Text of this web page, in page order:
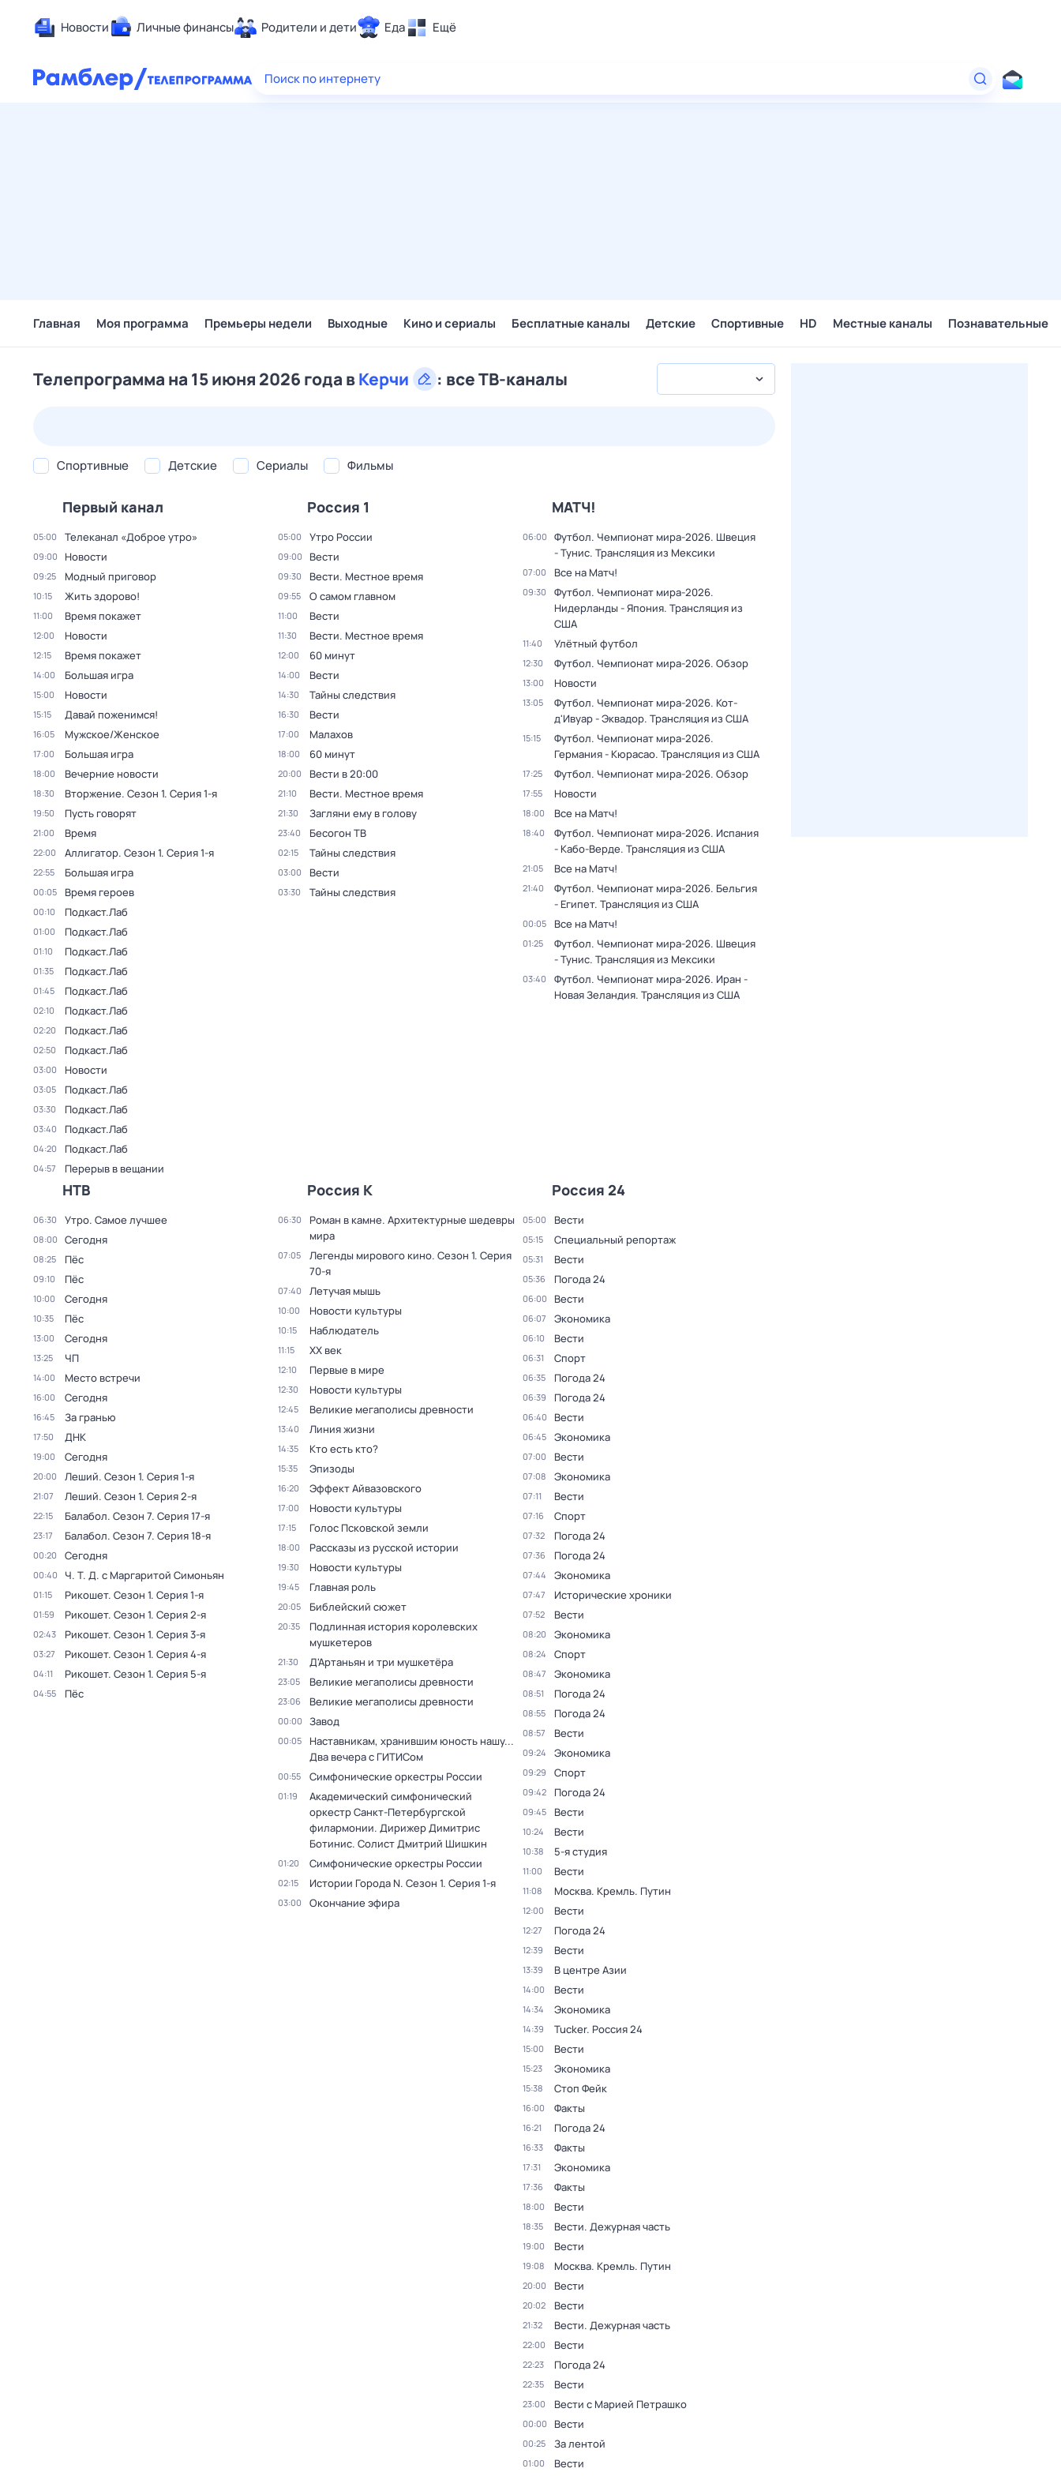
Новости Личные финансы Родители и дети Еда Ещё
Здоровье
Поиск по интернету
Главная Моя программа Премьеры недели Выходные Кино и сериалы Бесплатные каналы Детские Спортивные HD Местные каналы Познавательные
Телепрограмма на 15 июня 2026 года вКерчи : все ТВ-каналы
Спортивные Детские Сериалы Фильмы
Первый канал
05:00 Телеканал «Доброе утро»
09:00 Новости
09:25 Модный приговор
10:15 Жить здорово!
11:00 Время покажет
12:00 Новости
12:15 Время покажет
14:00 Большая игра
15:00 Новости
15:15 Давай поженимся!
16:05 Мужское/Женское
17:00 Большая игра
18:00 Вечерние новости
18:30 Вторжение. Сезон 1. Серия 1-я
19:50 Пусть говорят
21:00 Время
22:00 Аллигатор. Сезон 1. Серия 1-я
22:55 Большая игра
00:05 Время героев
00:10 Подкаст.Лаб
01:00 Подкаст.Лаб
01:10 Подкаст.Лаб
01:35 Подкаст.Лаб
01:45 Подкаст.Лаб
02:10 Подкаст.Лаб
02:20 Подкаст.Лаб
02:50 Подкаст.Лаб
03:00 Новости
03:05 Подкаст.Лаб
03:30 Подкаст.Лаб
03:40 Подкаст.Лаб
04:20 Подкаст.Лаб
04:57 Перерыв в вещании
Россия 1
05:00 Утро России
09:00 Вести
09:30 Вести. Местное время
09:55 О самом главном
11:00 Вести
11:30 Вести. Местное время
12:00 60 минут
14:00 Вести
14:30 Тайны следствия
16:30 Вести
17:00 Малахов
18:00 60 минут
20:00 Вести в 20:00
21:10 Вести. Местное время
21:30 Загляни ему в голову
23:40 Бесогон ТВ
02:15 Тайны следствия
03:00 Вести
03:30 Тайны следствия
МАТЧ!
06:00
Футбол. Чемпионат мира-2026. Швеция
- Тунис. Трансляция из Мексики
07:00 Все на Матч!
09:30
Футбол. Чемпионат мира-2026.
Нидерланды - Япония. Трансляция из
США
11:40 Улётный футбол
12:30 Футбол. Чемпионат мира-2026. Обзор
13:00 Новости
13:05
Футбол. Чемпионат мира-2026. Кот-
д'Ивуар - Эквадор. Трансляция из США
15:15
Футбол. Чемпионат мира-2026.
Германия - Кюрасао. Трансляция из США
17:25 Футбол. Чемпионат мира-2026. Обзор
17:55 Новости
18:00 Все на Матч!
18:40
Футбол. Чемпионат мира-2026. Испания
- Кабо-Верде. Трансляция из США
21:05 Все на Матч!
21:40
Футбол. Чемпионат мира-2026. Бельгия
- Египет. Трансляция из США
00:05 Все на Матч!
01:25
Футбол. Чемпионат мира-2026. Швеция
- Тунис. Трансляция из Мексики
03:40
Футбол. Чемпионат мира-2026. Иран -
Новая Зеландия. Трансляция из США
НТВ
06:30 Утро. Самое лучшее
08:00 Сегодня
08:25 Пёс
09:10 Пёс
10:00 Сегодня
10:35 Пёс
13:00 Сегодня
13:25 ЧП
14:00 Место встречи
16:00 Сегодня
16:45 За гранью
17:50 ДНК
19:00 Сегодня
20:00 Леший. Сезон 1. Серия 1-я
21:07 Леший. Сезон 1. Серия 2-я
22:15 Балабол. Сезон 7. Серия 17-я
23:17 Балабол. Сезон 7. Серия 18-я
00:20 Сегодня
00:40 Ч. T. Д. с Маргаритой Симоньян
01:15 Рикошет. Сезон 1. Серия 1-я
01:59 Рикошет. Сезон 1. Серия 2-я
02:43 Рикошет. Сезон 1. Серия 3-я
03:27 Рикошет. Сезон 1. Серия 4-я
04:11 Рикошет. Сезон 1. Серия 5-я
04:55 Пёс
Россия К
06:30
Роман в камне. Архитектурные шедевры
мира
07:05 Легенды мирового кино. Сезон 1. Серия
70-я
07:40 Летучая мышь
10:00 Новости культуры
10:15 Наблюдатель
11:15 ХХ век
12:10 Первые в мире
12:30 Новости культуры
12:45 Великие мегаполисы древности
13:40 Линия жизни
14:35 Кто есть кто?
15:35 Эпизоды
16:20 Эффект Айвазовского
17:00 Новости культуры
17:15 Голос Псковской земли
18:00 Рассказы из русской истории
19:30 Новости культуры
19:45 Главная роль
20:05 Библейский сюжет
20:35
Подлинная история королевских
мушкетеров
21:30 Д'Артаньян и три мушкетёра
23:05 Великие мегаполисы древности
23:06 Великие мегаполисы древности
00:00 Завод
00:05
Наставникам, хранившим юность нашу...
Два вечера с ГИТИСом
00:55 Симфонические оркестры России
01:19
Академический симфонический
оркестр Санкт-Петербургской
филармонии. Дирижер Димитрис
Ботинис. Солист Дмитрий Шишкин
01:20 Симфонические оркестры России
02:15 Истории Города N. Сезон 1. Серия 1-я
03:00 Окончание эфира
Россия 24
05:00 Вести
05:15 Специальный репортаж
05:31 Вести
05:36 Погода 24
06:00 Вести
06:07 Экономика
06:10 Вести
06:31 Спорт
06:35 Погода 24
06:39 Погода 24
06:40 Вести
06:45 Экономика
07:00 Вести
07:08 Экономика
07:11 Вести
07:16 Спорт
07:32 Погода 24
07:36 Погода 24
07:44 Экономика
07:47 Исторические хроники
07:52 Вести
08:20 Экономика
08:24 Спорт
08:47 Экономика
08:51 Погода 24
08:55 Погода 24
08:57 Вести
09:24 Экономика
09:29 Спорт
09:42 Погода 24
09:45 Вести
10:24 Вести
10:38 5-я студия
11:00 Вести
11:08 Москва. Кремль. Путин
12:00 Вести
12:27 Погода 24
12:39 Вести
13:39 В центре Азии
14:00 Вести
14:34 Экономика
14:39 Tucker. Россия 24
15:00 Вести
15:23 Экономика
15:38 Стоп Фейк
16:00 Факты
16:21 Погода 24
16:33 Факты
17:31 Экономика
17:36 Факты
18:00 Вести
18:35 Вести. Дежурная часть
19:00 Вести
19:08 Москва. Кремль. Путин
20:00 Вести
20:02 Вести
21:32 Вести. Дежурная часть
22:00 Вести
22:23 Погода 24
22:35 Вести
23:00 Вести с Марией Петрашко
00:00 Вести
00:25 За лентой
01:00 Вести